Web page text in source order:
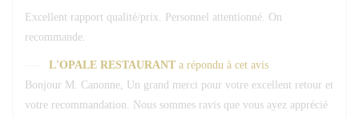
Excellent rapport qualité/prix. Personnel attentionné. On
recommande.
L'OPALE RESTAURANT a répondu à cet avis
Bonjour M. Canonne, Un grand merci pour votre excellent retour et
votre recommandation. Nous sommes ravis que vous ayez apprécié